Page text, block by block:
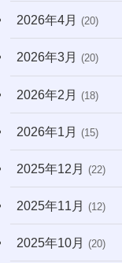
(170)
2026年4月 (20)
2026年3月 (20)
2026年2月 (18)
2026年1月 (15)
2025年12月 (22)
2025年11月 (12)
2025年10月 (20)